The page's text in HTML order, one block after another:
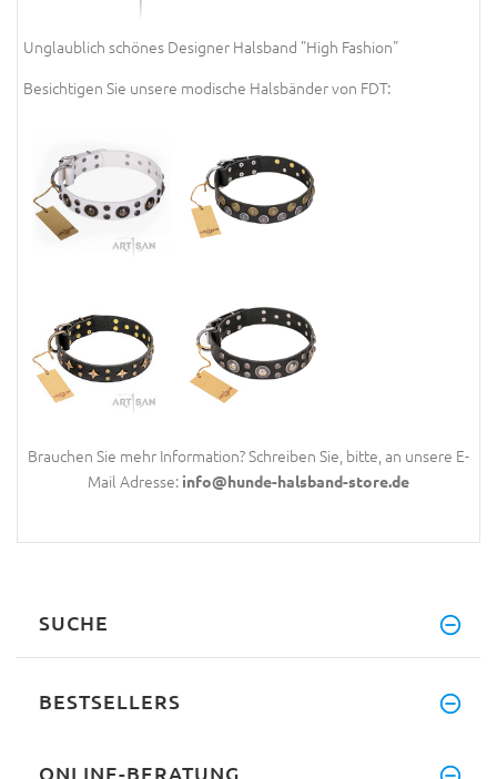
Unglaublich schönes Designer Halsband "High Fashion"
Besichtigen Sie unsere modische Halsbänder von FDT:
Brauchen Sie mehr Information? Schreiben Sie, bitte, an unsere E-
Mail Adresse: info@hunde-halsband-store.de
SUCHE
BESTSELLERS
ONLINE-BERATUNG